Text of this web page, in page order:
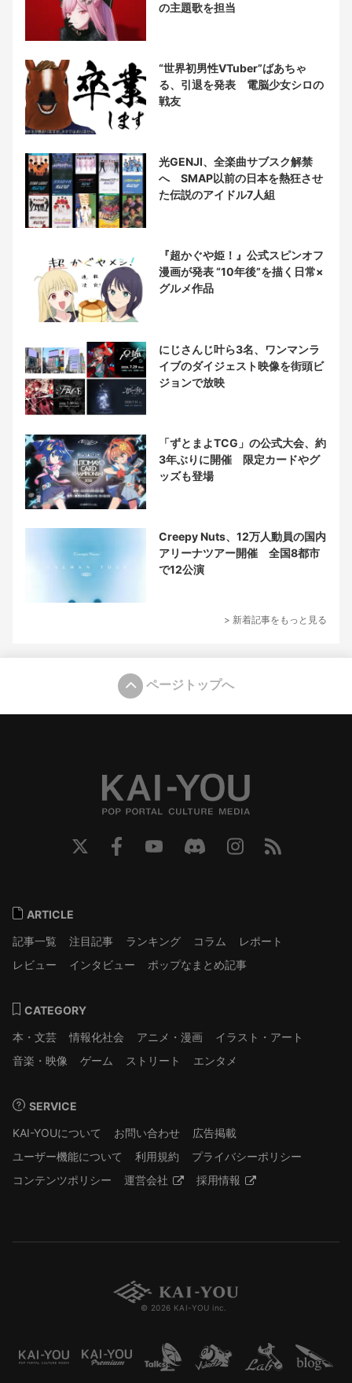
の主題歌を担当
“世界初男性VTuber”ばあちゃ
る、引退を発表 電脳少女シロの
戦友
光GENJI、全楽曲サブスク解禁
へ SMAP以前の日本を熱狂させ
た伝説のアイドル7人組
『超かぐや姫！』公式スピンオフ
漫画が発表 “10年後”を描く日常×
グルメ作品
にじさんじ叶ら3名、ワンマンラ
イブのダイジェスト映像を街頭ビ
ジョンで放映
「ずとまよTCG」の公式大会、約
3年ぶりに開催 限定カードやグ
ッズも登場
Creepy Nuts、12万人動員の国内
アリーナツアー開催 全国8都市
で12公演
> 新着記事をもっと見る
ページトップへ
ARTICLE
記事一覧
注目記事 ランキング コラム
レポート
レビュー
インタビュー ポップなまとめ記事
CATEGORY
本・文芸
情報化社会 アニメ・漫画
イラスト・アート
音楽・映像
ゲーム ストリート エンタメ
SERVICE
KAI-YOUについて
お問い合わせ
広告掲載
ユーザー機能について
利用規約
プライバシーポリシー
コンテンツポリシー
運営会社 採用情報
© 2026 KAI-YOU inc.